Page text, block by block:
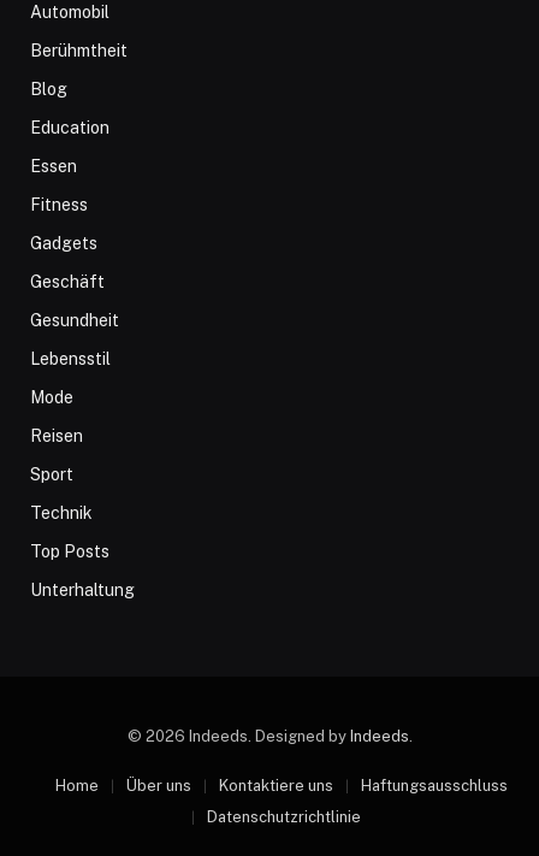
Automobil
Berühmtheit
Blog
Education
Essen
Fitness
Gadgets
Geschäft
Gesundheit
Lebensstil
Mode
Reisen
Sport
Technik
Top Posts
Unterhaltung
© 2026 Indeeds. Designed by Indeeds
Home Über uns Kontaktiere uns
Haftungsausschluss
Datenschutzrichtlinie